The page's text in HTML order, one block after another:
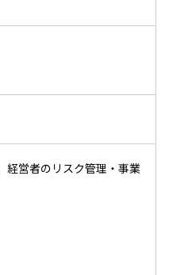
経営者のリスク管理・事業